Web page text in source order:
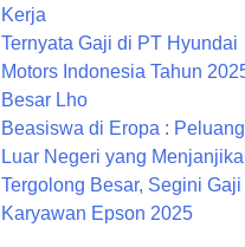
Kerja
Ternyata Gaji di PT Hyundai
Motors Indonesia Tahun
Besar Lho
Beasiswa di Eropa :
Luar Negeri yang
Tergolong Besar, Segini Gaji
Karyawan Epson 2025